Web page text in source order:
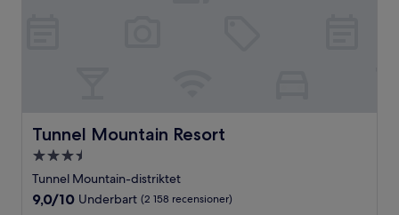
Tunnel Mountain Resort
Tunnel Mountain Resort
3.5-
stjärnigt
boende
Tunnel Mountain-distriktet
9.0
9,0/10 Underbart (2 158 recensioner)